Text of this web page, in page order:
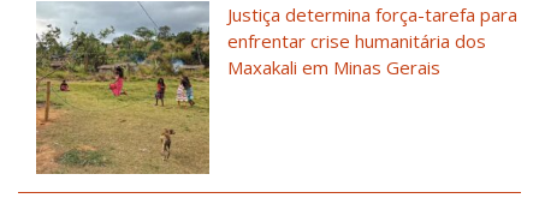
Justiça determina força-tarefa para
enfrentar crise humanitária dos
Maxakali em Minas Gerais